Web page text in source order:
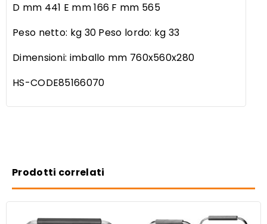
D mm 441 E mm 166 F mm 565
Peso netto: kg 30 Peso lordo: kg 33
Dimensioni: imballo mm 760x560x280
HS-CODE85166070
Prodotti correlati